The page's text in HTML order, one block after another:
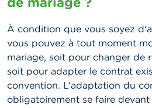
À condition que vous soyez
vous pouvez à tout moment
mariage, soit pour changer de
soit pour adapter le contrat
convention. L’adaptation du
obligatoirement se faire devant